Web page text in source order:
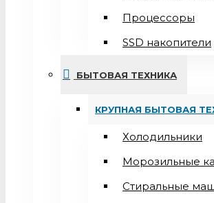
Процессоры
SSD накопители
БЫТОВАЯ ТЕХНИКА
КРУПНАЯ БЫТОВАЯ
Холодильники
Морозильные
Стиральные